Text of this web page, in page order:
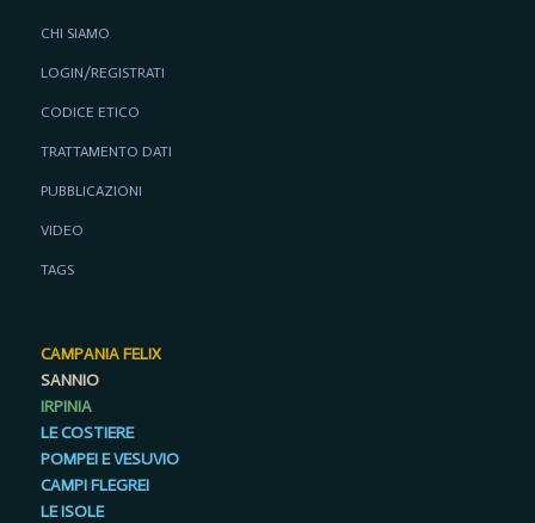
CHI SIAMO
LOGIN/REGISTRATI
CODICE ETICO
TRATTAMENTO DATI
PUBBLICAZIONI
VIDEO
TAGS
CAMPANIA FELIX
SANNIO
IRPINIA
LE COSTIERE
POMPEI E VESUVIO
CAMPI FLEGREI
LE ISOLE